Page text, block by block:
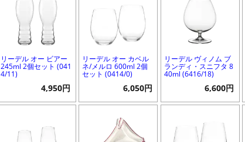
リーデル オー ビアー
245ml 2個セット (041
4/11)
4,950円
リーデル オー カベル
ネ/メルロ 600ml 2個
セット (0414/0)
6,050円
リーデル ヴィノム ブ
ランディ・スニフタ 8
40ml (6416/18)
6,600円